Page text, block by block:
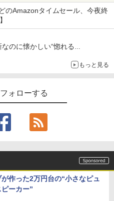
のAmazonタイムセール、今夜終
のに懐かしい“惚れる
もっと見る
ォローする
作った2万円台の“小さなピュ
ーカー”